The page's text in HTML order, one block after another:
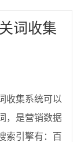
词收集
收集系统可以
，是营销数据
索引擎有：百